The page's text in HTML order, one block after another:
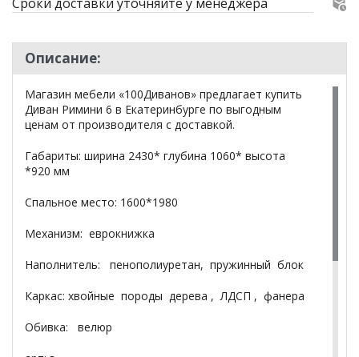
Описание:
Магазин мебели «100Диванов» предлагает купить
Диван Римини 6 в Екатеринбурге по выгодным
ценам от производителя с доставкой.
Габариты: ширина 2430* глубина 1060* высота
*920 мм
Спальное место: 1600*1980
Механизм: еврокнижка
Наполнитель: пенополиуретан, пружинный блок
Каркас: хвойные породы дерева , ЛДСП , фанера
Обивка: велюр